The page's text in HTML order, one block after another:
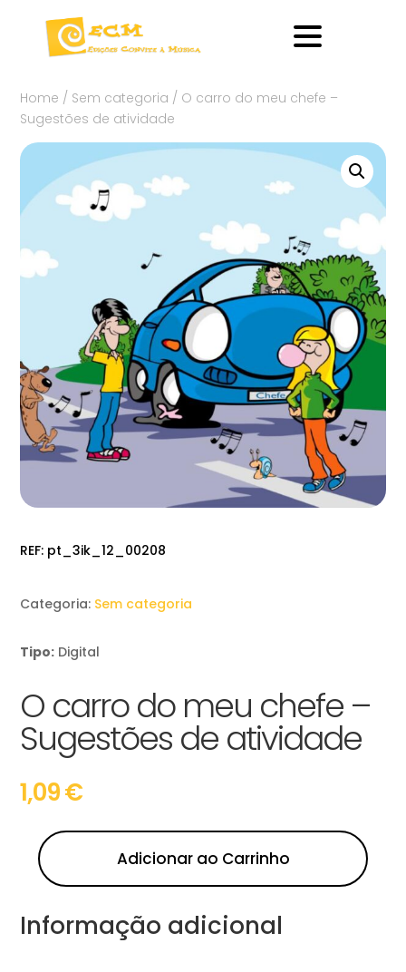
Home / Sem categoria / O carro do meu chefe –
Sugestões de atividade
REF: pt_3ik_12_00208
Categoria: Sem categoria
Tipo: Digital
O carro do meu chefe –
Sugestões de atividade
1,09€
Adicionar ao Carrinho
Informação adicional